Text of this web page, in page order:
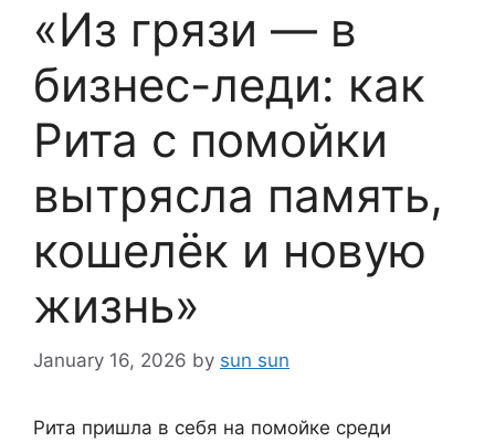
«Из грязи — в
бизнес-леди: как
Рита с помойки
вытрясла память,
кошелёк и новую
жизнь»
January 16, 2026 by sun sun
Рита пришла в себя на помойке среди